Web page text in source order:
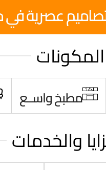
عصرية في
المكونات
مطبخ واســع
والخدمات